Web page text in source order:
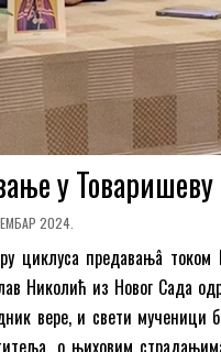
у Товаришеву
2024.
циклуса предавањâ током
Николић из Новог Сада
вере, и свети мученици
о њиховим